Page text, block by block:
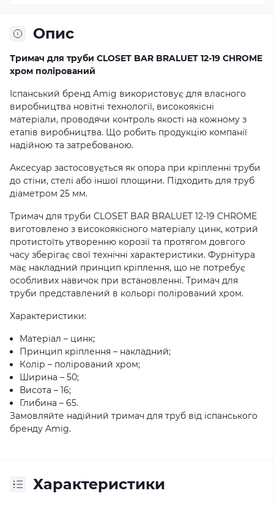
Опис
Тримач для труби CLOSET BAR BRALUET 12-19 CHROME
хром полірований
Іспанський бренд Amig використовує для власного
виробництва новітні технології, високоякісні
матеріали, проводячи контроль якості на кожному з
етапів виробництва. Що робить продукцію компанії
надійною та затребованою.
Аксесуар застосовується як опора при кріпленні труби
до стіни, стелі або іншої площини. Підходить для труб
діаметром 25 мм.
Тримач для труби CLOSET BAR BRALUET 12-19 CHROME
виготовлено з високоякісного матеріалу цинк, котрий
протистоїть утворенню корозії та протягом довгого
часу зберігає свої технічні характеристики. Фурнітура
має накладний принцип кріплення, що не потребує
особливих навичок при встановленні. Тримач для
труби представлений в кольорі полірований хром.
Характеристики:
Матеріал – цинк;
Принцип кріплення – накладний;
Колір – полірований хром;
Ширина – 50;
Висота – 16;
Глибина – 65.
Замовляйте надійний тримач для труб від іспанського
бренду Amig.
Характеристики